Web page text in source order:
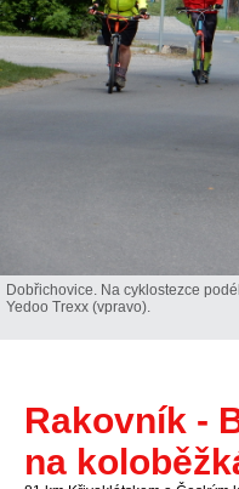
Dobřichovice. Na cyklostezce
Yedoo Trexx (vpravo).
Rakovník -
na